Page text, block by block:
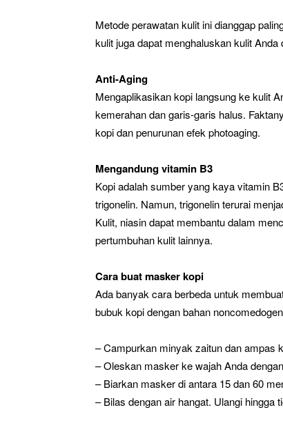
Metode perawatan kulit ini dianggap
kulit juga dapat menghaluskan kulit
Anti-Aging
Mengaplikasikan kopi langsung ke kulit
kemerahan dan garis-garis halus.
kopi dan penurunan efek photoaging.
Mengandung vitamin B3
Kopi adalah sumber yang kaya vitamin
trigonelin. Namun, trigonelin terurai
Kulit, niasin dapat membantu dalam
pertumbuhan kulit lainnya.
Cara buat masker kopi
Ada banyak cara berbeda untuk
bubuk kopi dengan bahan
– Campurkan minyak zaitun dan ampas
– Oleskan masker ke wajah Anda
– Biarkan masker di antara 15 dan 60
– Bilas dengan air hangat. Ulangi hingga